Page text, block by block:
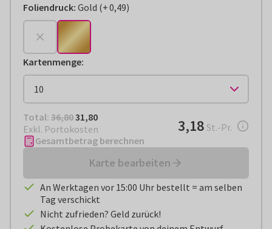
Foliendruck: Gold (
+€ 0,49
+0,49)
Kartenmenge:
Total: € 31,80
Total: 36,8031,80
Exkl. Portokosten
€ 3,18pro Stück
3,18 St.-Pr.
Gesamtbetrag berechnen
Karte bearbeiten
An Werktagen vor 15:00 Uhr bestellt = am selben
Tag verschickt
Nicht zufrieden? Geld zurück!